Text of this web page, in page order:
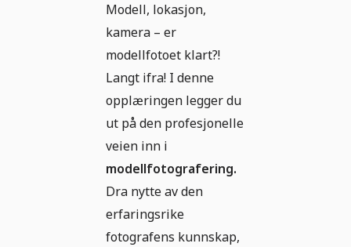
Modell, lokasjon,
kamera – er
modellfotoet klart?!
Langt ifra! I denne
opplæringen legger du
ut på den profesjonelle
veien inn i
modellfotografering.
Dra nytte av den
erfaringsrike
fotografens kunnskap,